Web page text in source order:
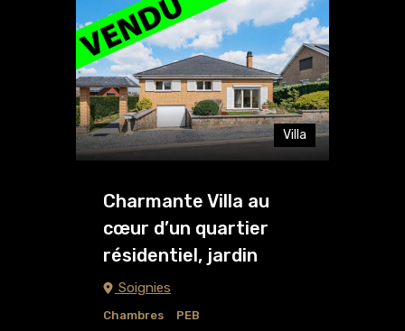
Villa
Charmante Villa au
cœur d’un quartier
résidentiel, jardin
Soignies
Chambres PEB